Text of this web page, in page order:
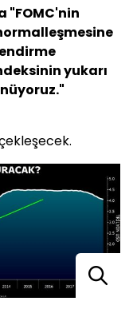
"FOMC'nin
yukarı